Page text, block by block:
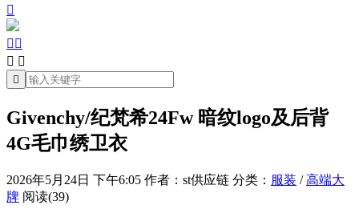

 
 

Givenchy/纪梵希24Fw 暗纹logo及后背
4G毛巾绣卫衣
2026年5月24日 下午6:05 作者：st供应链 分类： 服装 /高端大
牌 阅读(39)